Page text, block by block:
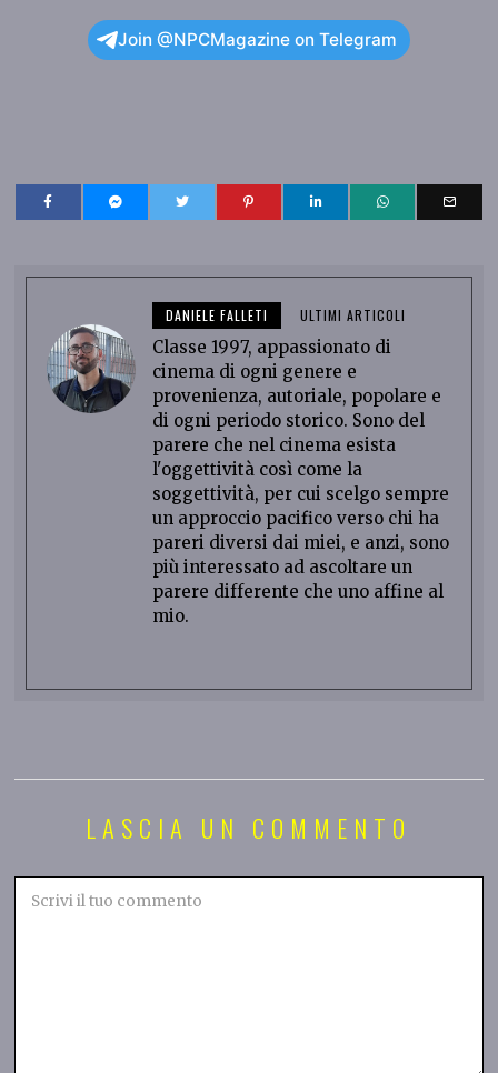
Join @NPCMagazine on Telegram
DANIELE FALLETI ULTIMI ARTICOLI
Classe 1997, appassionato di
cinema di ogni genere e
provenienza, autoriale, popolare e
di ogni periodo storico. Sono del
parere che nel cinema esista
l'oggettività così come la
soggettività, per cui scelgo sempre
un approccio pacifico verso chi ha
pareri diversi dai miei, e anzi, sono
più interessato ad ascoltare un
parere differente che uno affine al
mio.
LASCIA UN COMMENTO